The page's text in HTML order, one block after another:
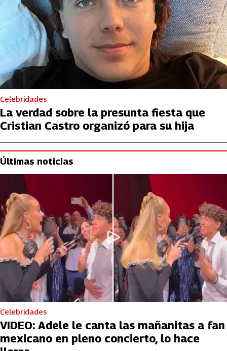
Celebridades
La verdad sobre la presunta fiesta que
Cristian Castro organizó para su hija
Últimas noticias
Celebridades
VIDEO: Adele le canta las mañanitas a fan
mexicano en pleno concierto, lo hace